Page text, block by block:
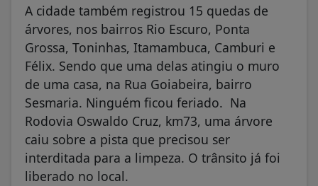
A cidade também registrou 15 quedas de
árvores, nos bairros Rio Escuro, Ponta
Grossa, Toninhas, Itamambuca, Camburi e
Félix. Sendo que uma delas atingiu o muro
de uma casa, na Rua Goiabeira, bairro
Sesmaria. Ninguém ficou feriado. Na
Rodovia Oswaldo Cruz, km73, uma árvore
caiu sobre a pista que precisou ser
interditada para a limpeza. O trânsito já foi
liberado no local.